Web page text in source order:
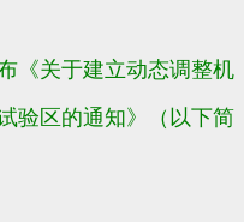
《关于建立动态调整机
验区的通知》（以下简